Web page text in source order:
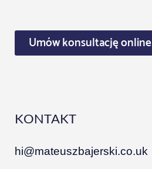
Umów konsultację online
KONTAKT
hi@mateuszbajerski.co.uk